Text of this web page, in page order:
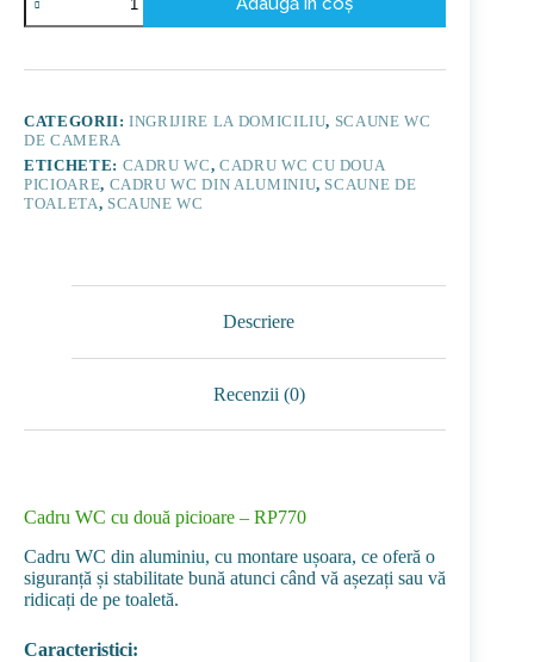
Cadru
WC
două
RP770
CATEGORII:INGRIJIRE LA DOMICILIU, SCAUNE WC
DE CAMERA
ETICHETE: CADRU WC,CADRU WC CU DOUA
PICIOARE, CADRU WC DIN ALUMINIU, SCAUNE DE
TOALETA, SCAUNE WC
Descriere
Recenzii (0)
Cadru WC cu două picioare – RP770
Cadru WC din aluminiu, cu montare ușoara, ce oferă o
siguranță și stabilitate bună atunci când vă așezați sau vă
ridicați de pe toaletă.
Caracteristici: